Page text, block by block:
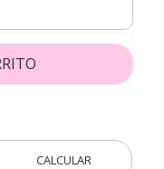
CALCULAR